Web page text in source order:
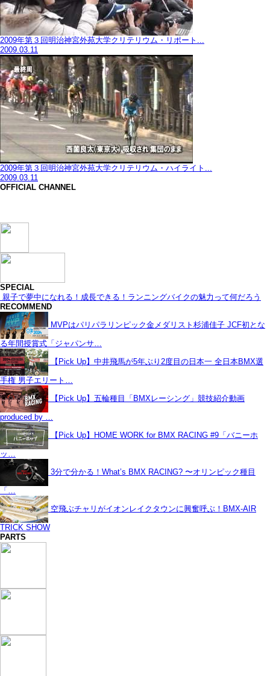
2009年第３回明治神宮外苑大学クリテリウム・リポート...
2009.03.11
2009年第３回明治神宮外苑大学クリテリウム・ハイライト...
2009.03.11
OFFICIAL CHANNEL
SPECIAL
親子で夢中になれる！成長できる！ランニングバイクの魅力って何だろう
RECOMMEND
MVPはパリパラリンピック金メダリスト杉浦佳子 JCF初とな
る年間授賞式「ジャパンサ…
【Pick Up】中井飛馬が5年ぶり2度目の日本一 全日本BMX選
手権 男子エリート…
【Pick Up】五輪種目「BMXレーシング」競技紹介動画
produced by …
【Pick Up】HOME WORK for BMX RACING #9「バニーホ
ッ…
3分で分かる！What’s BMX RACING? 〜オリンピック種目
「…
空飛ぶチャリがイオンレイクタウンに興奮呼ぶ！BMX-AIR
TRICK SHOW
PARTS